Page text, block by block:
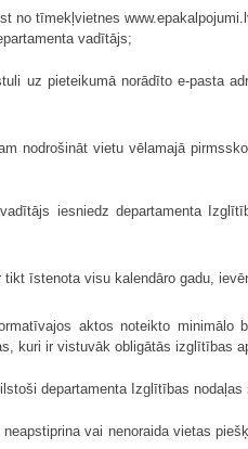
tīmekļvietnes
vadītājs;
uz pieteikumā norādīto e-pasta
nodrošināt vietu vēlamajā
iesniedz departamenta
īstenota visu kalendāro gadu,
aktos noteikto minimālo
kuri ir vistuvāk obligātās izglītības
departamenta Izglītības nodaļas
vai nenoraida vietas